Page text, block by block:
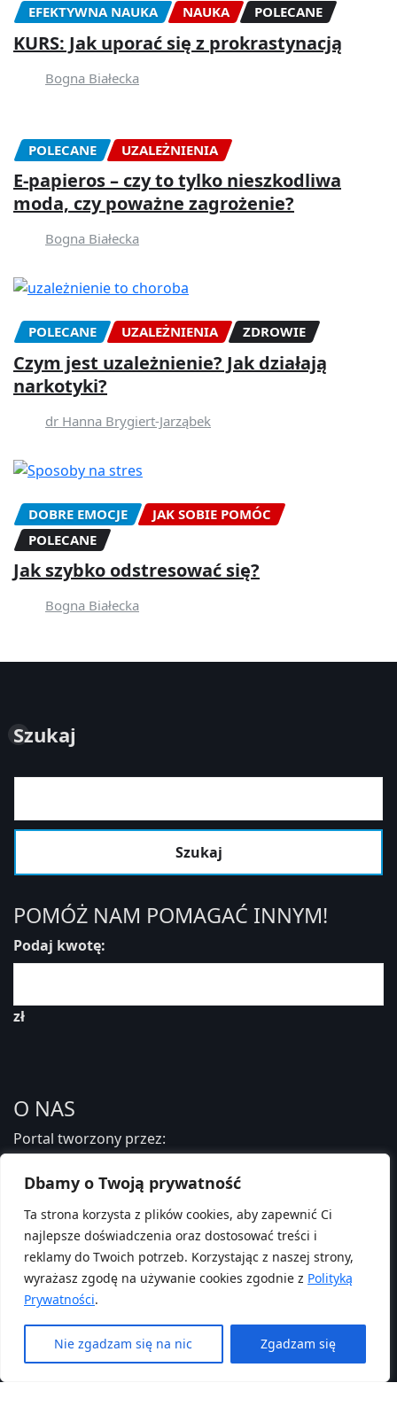
Dbamy o Twoją prywatność
Ta strona korzysta z plików cookies, aby zapewnić Ci
najlepsze doświadczenia oraz dostosować treści i
reklamy do Twoich potrzeb. Korzystając z naszej strony,
wyrażasz zgodę na używanie cookies zgodnie z Polityką
Prywatności.
Nie zgadzam się na nic Zgadzam się
EFEKTYWNA NAUKA NAUKA POLECANE
KURS: Jak uporać się z prokrastynacją
Bogna Białecka
POLECANE UZALEŻNIENIA
E-papieros – czy to tylko nieszkodliwa
moda, czy poważne zagrożenie?
Bogna Białecka
POLECANE UZALEŻNIENIA ZDROWIE
Czym jest uzależnienie? Jak działają
narkotyki?
dr Hanna Brygiert-Jarząbek
DOBRE EMOCJE
JAK SOBIE POMÓC
POLECANE
Jak szybko odstresować się?
Bogna Białecka
Szukaj
Szukaj
POMÓŻ NAM POMAGAĆ INNYM!
Podaj kwotę:
zł
O NAS
Portal tworzony przez:
Fundacja Edukacji Zdrowotnej i Psychoterapii
PAMIĘTAJ O NAS ROZLICZAJĄC 1,5%
PRZECZYTAJ JAK: